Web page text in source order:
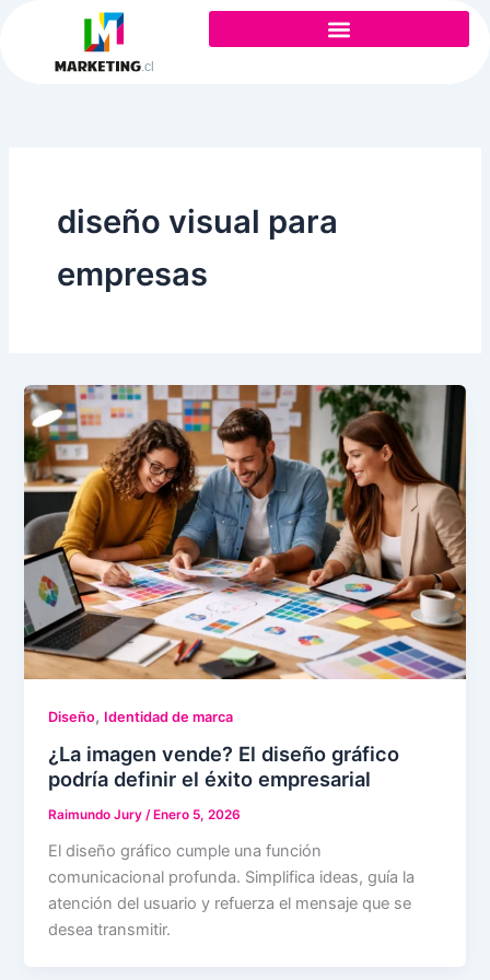
contenido
diseño visual para
empresas
Diseño, Identidad de marca
¿La imagen vende? El diseño gráfico
podría definir el éxito empresarial
Raimundo Jury/ Enero 5, 2026
El diseño gráfico cumple una función
comunicacional profunda. Simplifica ideas, guía la
atención del usuario y refuerza el mensaje que se
desea transmitir.